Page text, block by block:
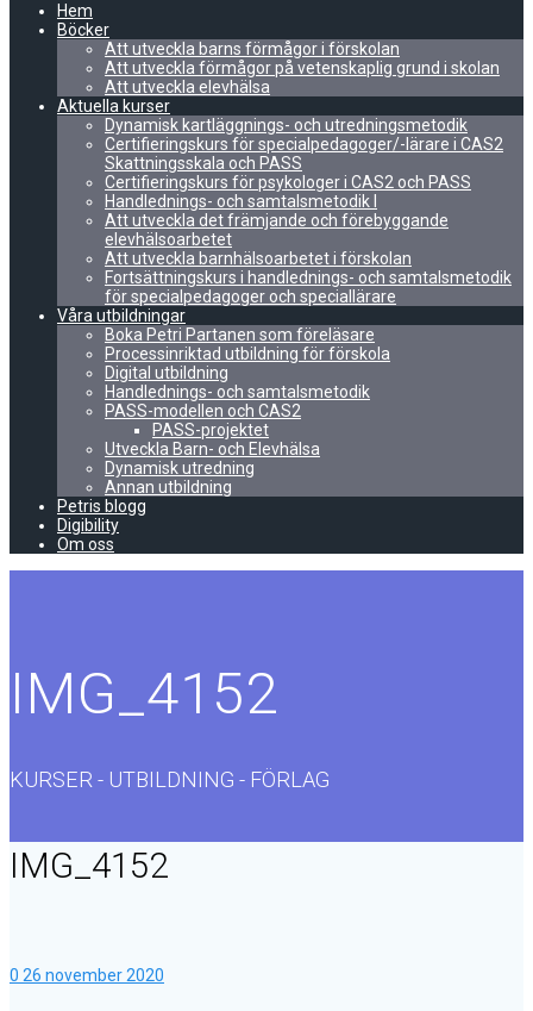
Hem
Böcker
Att utveckla barns förmågor i förskolan
Att utveckla förmågor på vetenskaplig grund i skolan
Att utveckla elevhälsa
Aktuella kurser
Dynamisk kartläggnings- och utredningsmetodik
Certifieringskurs för specialpedagoger/-lärare i CAS2
Skattningsskala och PASS
Certifieringskurs för psykologer i CAS2 och PASS
Handlednings- och samtalsmetodik I
Att utveckla det främjande och förebyggande
elevhälsoarbetet
Att utveckla barnhälsoarbetet i förskolan
Fortsättningskurs i handlednings- och samtalsmetodik
för specialpedagoger och speciallärare
Våra utbildningar
Boka Petri Partanen som föreläsare
Processinriktad utbildning för förskola
Digital utbildning
Handlednings- och samtalsmetodik
PASS-modellen och CAS2
PASS-projektet
Utveckla Barn- och Elevhälsa
Dynamisk utredning
Annan utbildning
Petris blogg
Digibility
Om oss
IMG_4152
KURSER - UTBILDNING - FÖRLAG
IMG_4152
0 26 november 2020